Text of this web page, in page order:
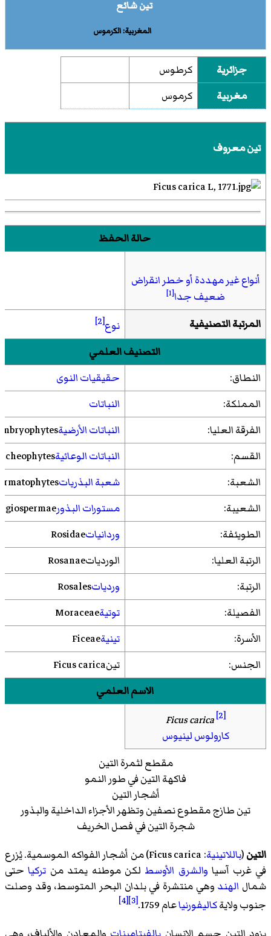
تين شائع
المغربية: الكرموس
جزائرية
كرطوس
مغربية
كرموس
تين معروف
حالة الحفظ
أنواع غير مهددة أو خطر انقراض
ضعيف جدا[1]
المرتبة التصنيفية نوع[2]
التصنيف العلمي
النطاق:
حقيقيات النوى
المملكة:
النباتات
الفرقة العليا:
النباتات الأرضية
القسم:
النباتات الوعائية
الشعبة:
شعبة البذريات
الشعيبة:
مستورات البذور
الطويئفة:
وردانياتRosidae
الرتبة العليا:
الوردياتRosanae
الرتبة:
وردياتRosales
الفصيلة:
توتيةMoraceae
الأسرة:
تينيةFiceae
الجنس:
تينFicus carica
الاسم العلمي
Ficus carica [2]
كارولوس لينيوس
مقطع لثمرة التين
فاكهة التين في طور النمو
أشجار التين
تين طازج مقطوع نصفين وتظهر الأجزاء الداخلية والبذور
شجرة التين في فصل الخريف
التين(باللاتينية:
Ficus carica) من أشجار الفواكه الموسمية. يُزرع
في غرب آسيا والشرق الأوسط لكن موطنه يمتد من تركياحتى
شمال الهند وهي منتشرة في بلدان البحر المتوسط، وقد وصلت
جنوب ولايةكاليفورنياعام 1759. [3]
[4]